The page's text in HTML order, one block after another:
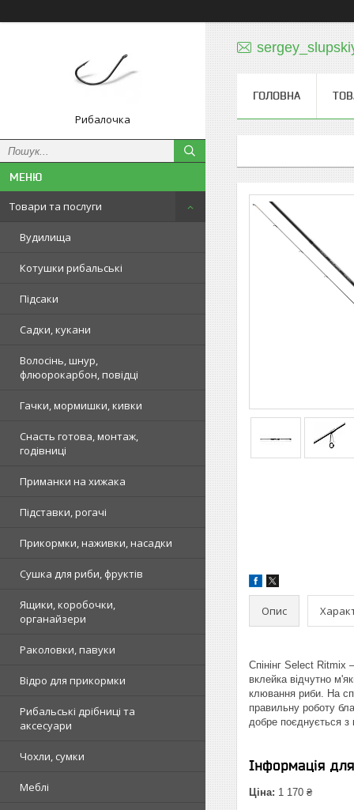
Рибалочка
Товари та послуги
Вудилища
Котушки рибальські
Підсаки
Садки, кукани
Волосінь, шнур,
флюорокарбон, повідці
Гачки, мормишки, кивки
Снасть готова, монтаж,
годівниці
Приманки на хижака
Підставки, рогачі
Прикормки, наживки, насадки
Сушка для риби, фруктів
Ящики, коробочки,
органайзери
Раколовки, павуки
Відро для прикормки
Рибальські дрібниці та
аксесуари
Чохли, сумки
Меблі
ГОЛОВНА
Опис
Спінінг Select Ritmix
вклейка відчутно
клювання риби. На
правильну роботу
добре поєднується
Інформація
Ціна: 1 170 ₴